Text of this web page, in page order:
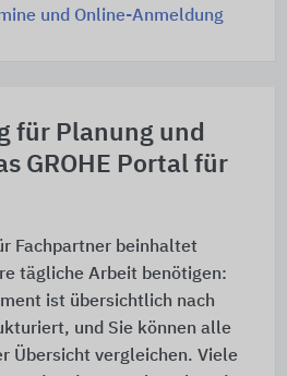
und Online-Anmeldung
für Planung und
GROHE Portal für
Fachpartner beinhaltet
tägliche Arbeit benötigen:
ist übersichtlich nach
und Sie können alle
Übersicht vergleichen. Viele